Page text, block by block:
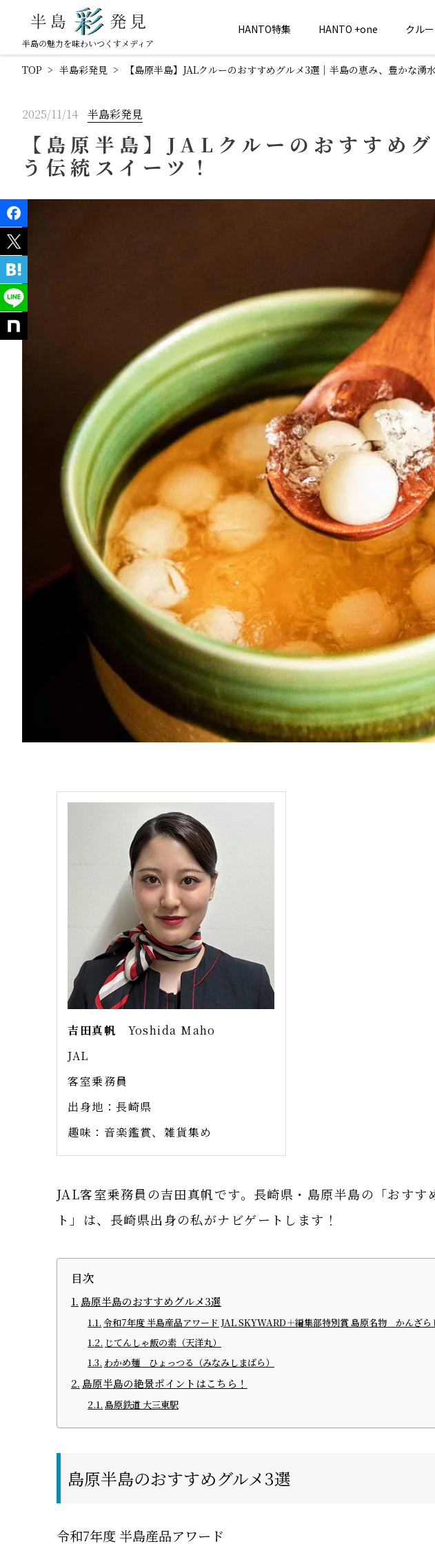
半島の魅力を味わいつくすメディア
HANTO特集 HANTO +one クル
TOP 半島彩発見 【島原半島】JALクルーのおすすめグルメ3選｜半島の恵み、豊かな湧
2025/11/14 半島彩発見
【島原半島】JALクルーのおすすめ
う伝統スイーツ！
吉田真帆 Yoshida Maho
JAL
客室乗務員
出身地：長崎県
趣味：音楽鑑賞、雑貨集め
JAL客室乗務員の吉田真帆です。長崎県・島原半島の「おすす
ト」は、長崎県出身の私がナビゲートします！
目次
島原半島のおすすめグルメ3選
令和7年度 半島産品アワード JAL SKYWARD＋編集部特別賞 島原名物 かんざら
じてんしゃ飯の素（天洋丸）
わかめ麺 ひょっつる（みなみしまばら）
島原半島の絶景ポイントはこちら！
島原鉄道 大三東駅
島原半島のおすすめグルメ3選
令和7年度 半島産品アワード